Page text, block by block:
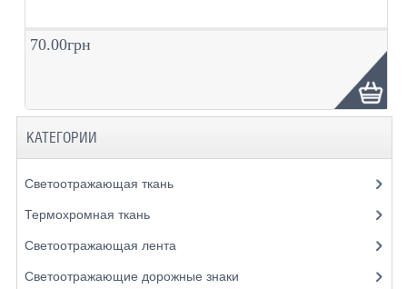
70.00грн
КАТЕГОРИИ
Светоотражающая ткань
Термохромная ткань
Светоотражающая лента
Светоотражающие дорожные знаки